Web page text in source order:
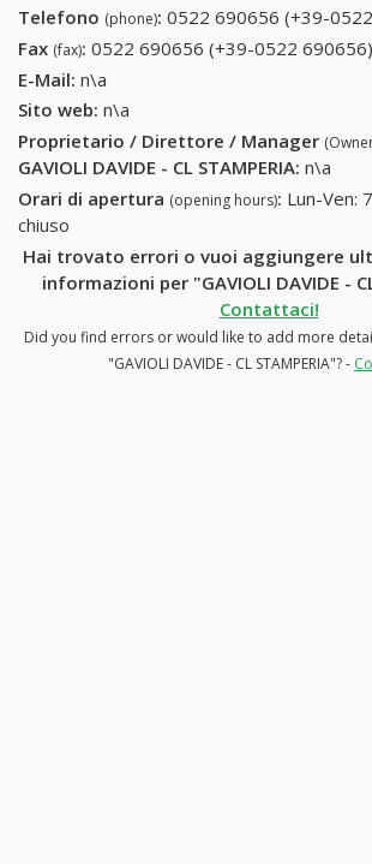
Telefono (phone): 0522 690656 (+39-
Fax (fax): 0522 690656 (+39-0522 690656)
E-Mail: n\a
Sito web: n\a
Proprietario / Direttore / Manager
GAVIOLI DAVIDE - CL STAMPERIA: n\a
Orari di apertura (opening hours): Lun-Ven:
chiuso
Hai trovato errori o vuoi aggiungere
informazioni per "GAVIOLI DAVIDE -
Contattaci!
Did you find errors or would like to add more
"GAVIOLI DAVIDE - CL STAMPERIA"? -